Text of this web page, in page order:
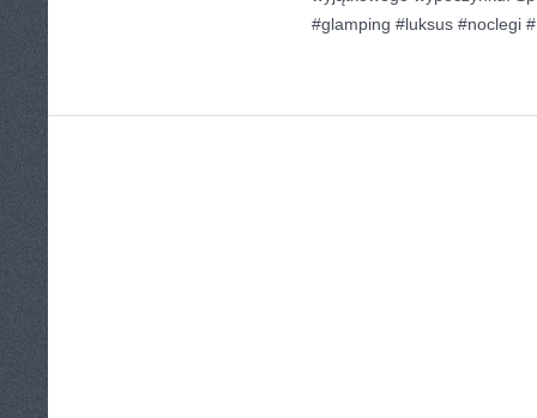
#glamping #luksus #noclegi